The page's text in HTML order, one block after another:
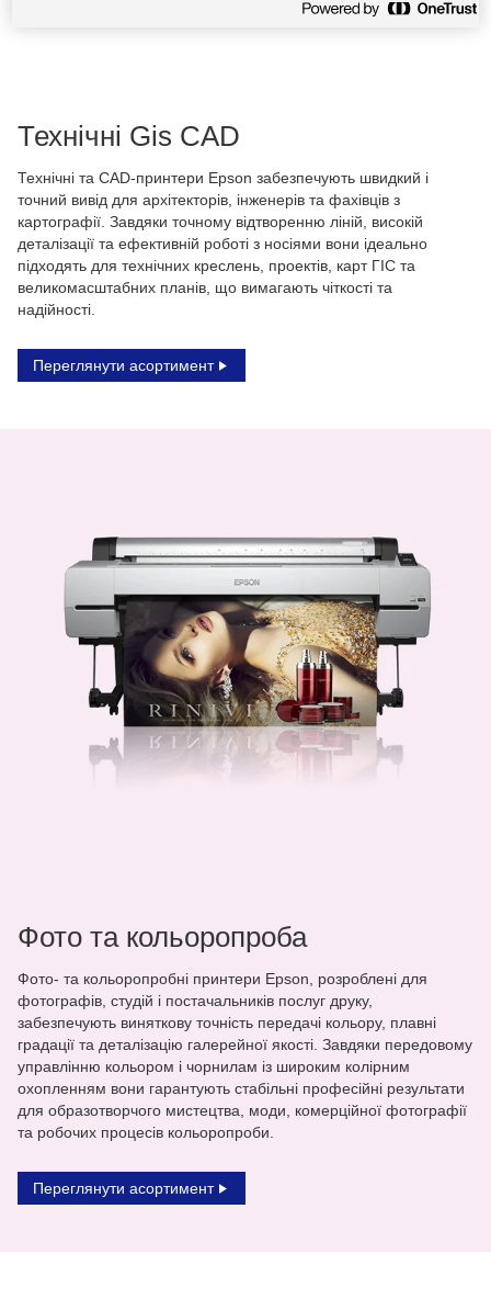
Технічні Gis CAD
Технічні та CAD-принтери Epson забезпечують швидкий і
точний вивід для архітекторів, інженерів та фахівців з
картографії. Завдяки точному відтворенню ліній, високій
деталізації та ефективній роботі з носіями вони ідеально
підходять для технічних креслень, проектів, карт ГІС та
великомасштабних планів, що вимагають чіткості та
надійності.
Переглянути асортимент
Фото та кольоропроба
Фото- та кольоропробні принтери Epson, розроблені для
фотографів, студій і постачальників послуг друку,
забезпечують виняткову точність передачі кольору, плавні
градації та деталізацію галерейної якості. Завдяки передовому
управлінню кольором і чорнилам із широким колірним
охопленням вони гарантують стабільні професійні результати
для образотворчого мистецтва, моди, комерційної фотографії
та робочих процесів кольоропроби.
Переглянути асортимент